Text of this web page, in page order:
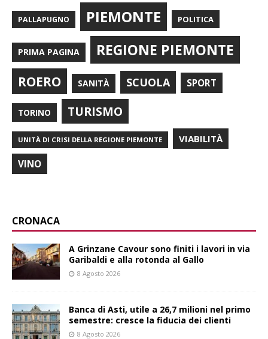
PALLAPUGNO PIEMONTE POLITICA
PRIMA PAGINA REGIONE PIEMONTE
ROERO SANITÀ SCUOLA SPORT
TORINO TURISMO
UNITÀ DI CRISI DELLA REGIONE PIEMONTE VIABILITÀ
VINO
CRONACA
A Grinzane Cavour sono finiti i lavori in via
Garibaldi e alla rotonda al Gallo
8 Agosto 2026
Banca di Asti, utile a 26,7 milioni nel primo
semestre: cresce la fiducia dei clienti
8 Agosto 2026